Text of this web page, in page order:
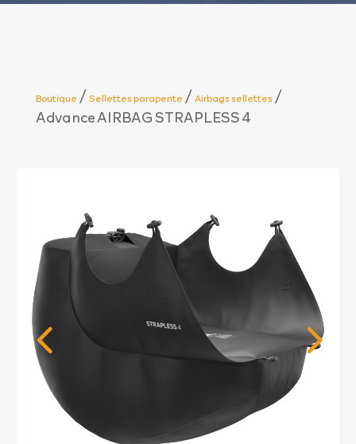
Boutique /Sellettes parapente /Airbags sellettes/
Advance AIRBAG STRAPLESS 4